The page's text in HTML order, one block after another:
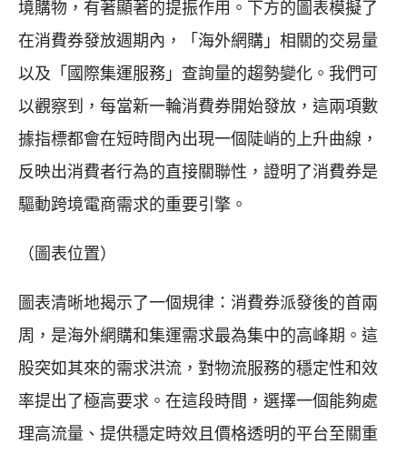
境購物，有著顯著的提振作用。下方的圖表模擬了
在消費券發放週期內，「海外網購」相關的交易量
以及「國際集運服務」查詢量的趨勢變化。我們可
以觀察到，每當新一輪消費券開始發放，這兩項數
據指標都會在短時間內出現一個陡峭的上升曲線，
反映出消費者行為的直接關聯性，證明了消費券是
驅動跨境電商需求的重要引擎。
（圖表位置）
圖表清晰地揭示了一個規律：消費券派發後的首兩
周，是海外網購和集運需求最為集中的高峰期。這
股突如其來的需求洪流，對物流服務的穩定性和效
率提出了極高要求。在這段時間，選擇一個能夠處
理高流量、提供穩定時效且價格透明的平台至關重